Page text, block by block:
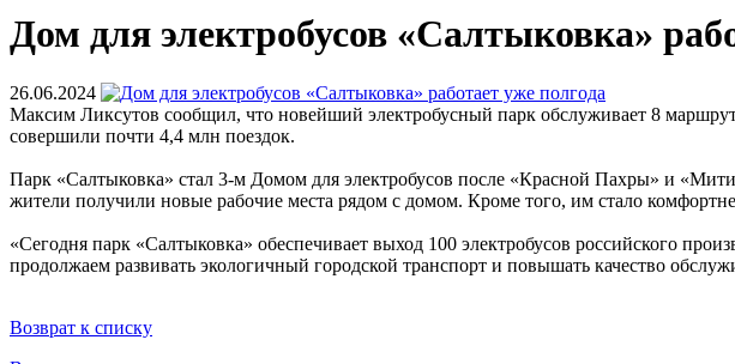
Дом для электробусов «Салтыковка»
26.06.2024
Максим Ликсутов сообщил, что новейший электробусный парк обслуживает 8
совершили почти 4,4 млн поездок.
Парк «Салтыковка» стал 3-м Домом для электробусов после «Красной Пахры» и
жители получили новые рабочие места рядом с домом. Кроме того, им стало
«Сегодня парк «Салтыковка» обеспечивает выход 100 электробусов российского
продолжаем развивать экологичный городской транспорт и повышать качество
Возврат к списку